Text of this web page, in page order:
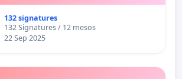
132 signatures
132 Signatures / 12 mesos
22 Sep 2025